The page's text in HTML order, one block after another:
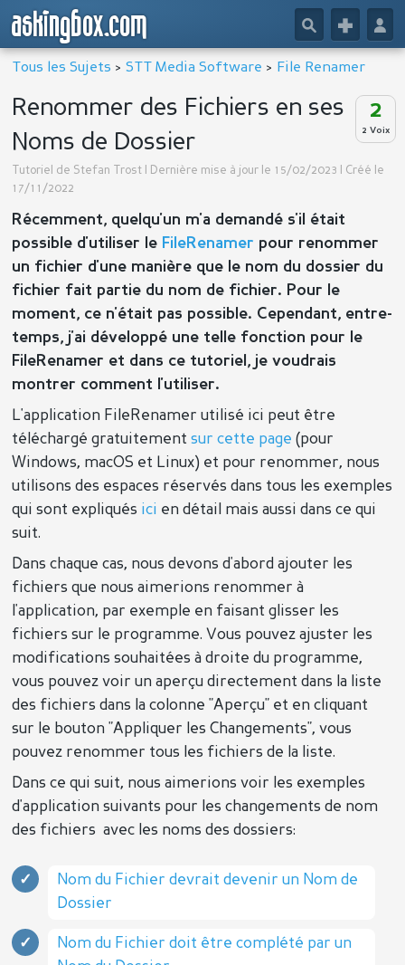
askingbox.com 👤
+
🔎
Tous les Sujets >STT Media Software > File Renamer
2
2 Voix
Renommer des Fichiers en ses
Noms de Dossier
Tutoriel de Stefan Trost | Dernière mise à jour le 15/02/2023 | Créé le
17/11/2022
Récemment, quelqu'un m'a demandé s'il était
possible d'utiliser le FileRenamer pour renommer
un fichier d'une manière que le nom du dossier du
fichier fait partie du nom de fichier. Pour le
moment, ce n'était pas possible. Cependant, entre-
temps, j'ai développé une telle fonction pour le
FileRenamer et dans ce tutoriel, je voudrais
montrer comment l'utiliser.
L'application FileRenamer utilisé ici peut être
téléchargé gratuitementsur cette page (pour
Windows, macOS et Linux) et pour renommer, nous
utilisons des espaces réservés dans tous les exemples
qui sont expliqués ici en détail mais aussi dans ce qui
suit.
Dans chaque cas, nous devons d'abord ajouter les
fichiers que nous aimerions renommer à
l'application, par exemple en faisant glisser les
fichiers sur le programme. Vous pouvez ajuster les
modifications souhaitées à droite du programme,
vous pouvez voir un aperçu directement dans la liste
des fichiers dans la colonne "Aperçu" et en cliquant
sur le bouton "Appliquer les Changements", vous
pouvez renommer tous les fichiers de la liste.
Dans ce qui suit, nous aimerions voir les exemples
d'application suivants pour les changements de nom
des fichiers avec les noms des dossiers:
Nom du Fichier devrait devenir un Nom de
Dossier
Nom du Fichier doit être complété par un